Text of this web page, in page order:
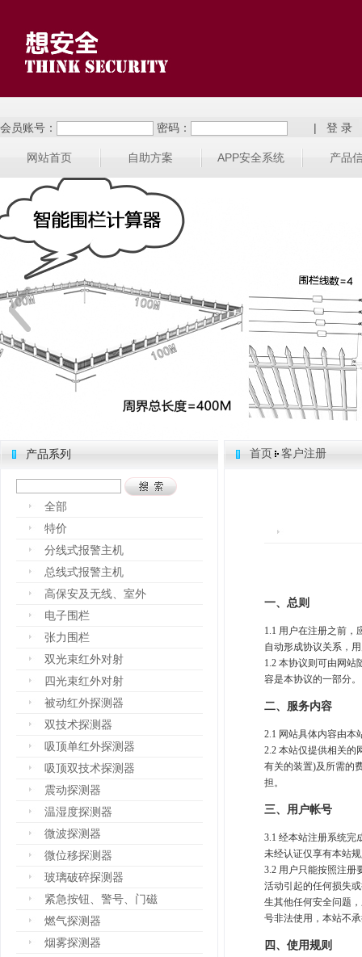
会员账号： 密码： |
网站首页 自助方案 APP安全系统 产品
产品系列
全部
特价
分线式报警主机
总线式报警主机
高保安及无线、室外
电子围栏
张力围栏
双光束红外对射
四光束红外对射
被动红外探测器
双技术探测器
吸顶单红外探测器
吸顶双技术探测器
震动探测器
温湿度探测器
微波探测器
微位移探测器
玻璃破碎探测器
紧急按钮、警号、门磁
燃气探测器
烟雾探测器
首页 客户注册
一、总则
1.1 用户在注册之前，
自动形成协议关系，
1.2 本协议则可由网
容是本协议的一部分。
二、服务内容
2.1 网站具体内容由本
2.2 本站仅提供相关的
有关的装置)及所需的
担。
三、用户帐号
3.1 经本站注册系统完
未经认证仅享有本站
3.2 用户只能按照注册
活动引起的任何损失
生其他任何安全问题
号非法使用，本站不
四、使用规则